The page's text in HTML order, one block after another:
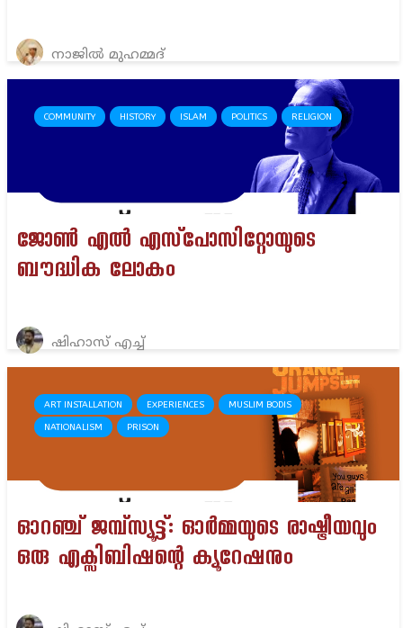
നാജിൽ മുഹമ്മദ്
COMMUNITY HISTORY ISLAM POLITICS RELIGION
ജോൺ എൽ എസ്‌പോസിറ്റോയുടെ
ബൗദ്ധിക ലോകം
ഷിഹാസ് എച്ച്
ART INSTALLATION EXPERIENCES MUSLIM BODIS
NATIONALISM PRISON
ഓറഞ്ച് ജമ്പ്സ്യൂട്ട്: ഓർമ്മയുടെ രാഷ്ട്രീയവും
ഒരു എക്സിബിഷന്റെ ക്യൂറേഷനും